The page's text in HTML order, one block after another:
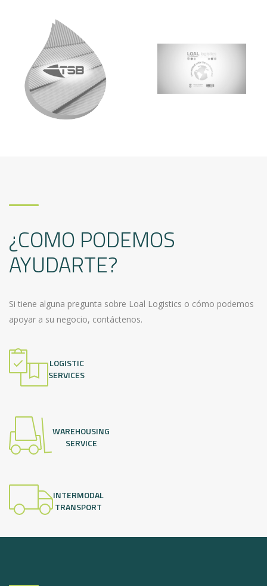
¿COMO PODEMOS
AYUDARTE?
Si tiene alguna pregunta sobre Loal Logistics o cómo podemos
apoyar a su negocio, contáctenos.
LOGISTIC
SERVICES
WAREHOUSING
SERVICE
INTERMODAL
TRANSPORT